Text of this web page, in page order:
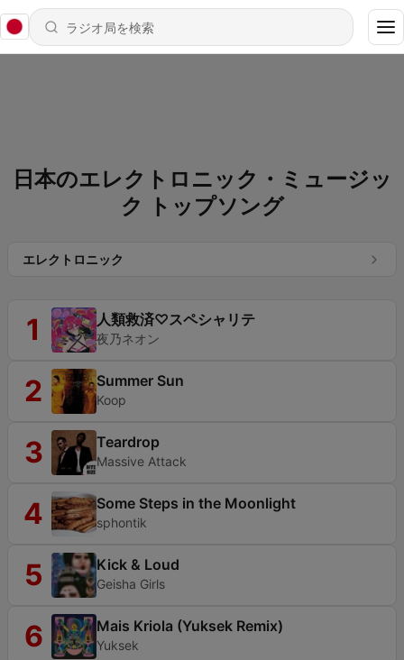
日本のエレクトロニック・ミュージッ
ク トップソング
エレクトロニック
1 人類救済♡スペシャリテ
夜乃ネオン
2 Summer Sun
Koop
3 Teardrop
Massive Attack
4 Some Steps in the Moonlight
sphontik
5 Kick & Loud
Geisha Girls
6 Mais Kriola (Yuksek Remix)
Yuksek